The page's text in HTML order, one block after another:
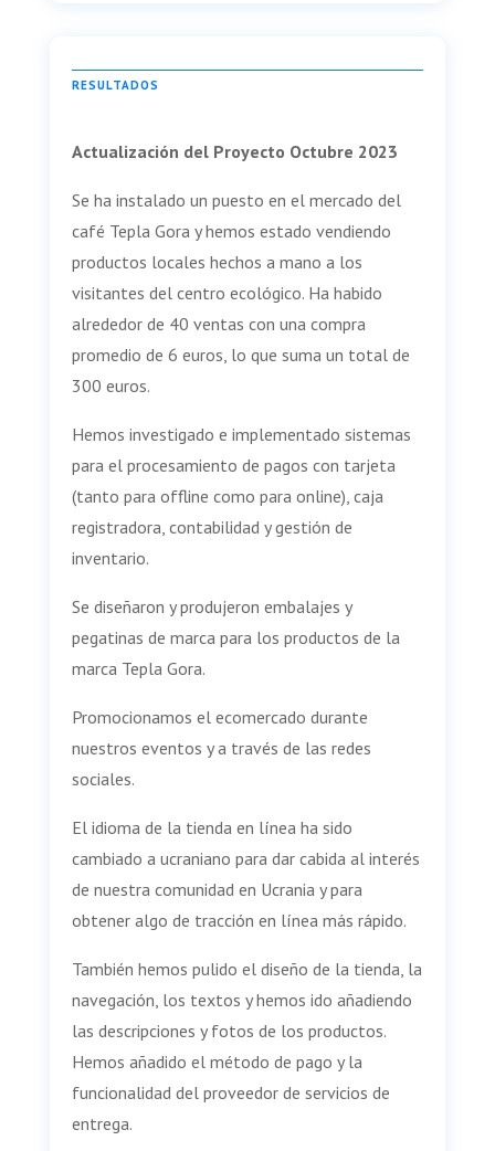
RESULTADOS
Actualización del Proyecto Octubre 2023
Se ha instalado un puesto en el mercado del
café Tepla Gora y hemos estado vendiendo
productos locales hechos a mano a los
visitantes del centro ecológico. Ha habido
alrededor de 40 ventas con una compra
promedio de 6 euros, lo que suma un total de
300 euros.
Hemos investigado e implementado sistemas
para el procesamiento de pagos con tarjeta
(tanto para offline como para online), caja
registradora, contabilidad y gestión de
inventario.
Se diseñaron y produjeron embalajes y
pegatinas de marca para los productos de la
marca Tepla Gora.
Promocionamos el ecomercado durante
nuestros eventos y a través de las redes
sociales.
El idioma de la tienda en línea ha sido
cambiado a ucraniano para dar cabida al interés
de nuestra comunidad en Ucrania y para
obtener algo de tracción en línea más rápido.
También hemos pulido el diseño de la tienda, la
navegación, los textos y hemos ido añadiendo
las descripciones y fotos de los productos.
Hemos añadido el método de pago y la
funcionalidad del proveedor de servicios de
entrega.